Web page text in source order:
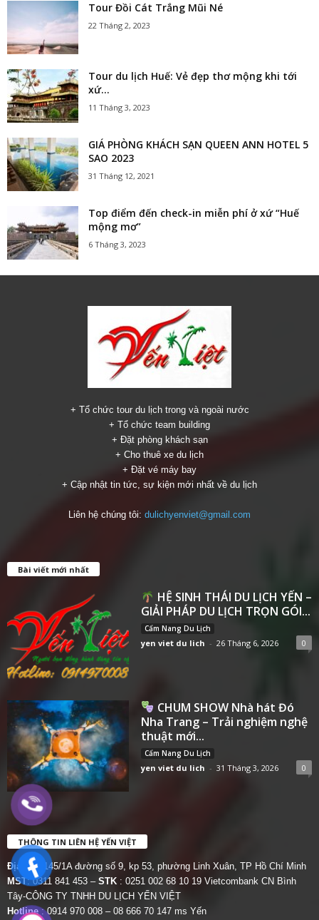
Tour Đồi Cát Trắng Mũi Né
22 Tháng 2, 2023
Tour du lịch Huế: Vẻ đẹp thơ mộng khi tới
xứ...
11 Tháng 3, 2023
GIÁ PHÒNG KHÁCH SẠN QUEEN ANN HOTEL 5
SAO 2023
31 Tháng 12, 2021
Top điểm đến check-in miễn phí ở xứ “Huế
mộng mơ”
6 Tháng 3, 2023
+ Tổ chức tour du lịch trong và ngoài nước
+ Tổ chức team building
+ Đặt phòng khách sạn
+ Cho thuê xe du lịch
+ Đặt vé máy bay
+ Cập nhật tin tức, sự kiện mới nhất về du lịch
Liên hệ chúng tôi: dulichyenviet@gmail.com
Bài viết mới nhất
HỆ SINH THÁI DU LỊCH YẾN –
GIẢI PHÁP DU LỊCH TRỌN GÓI...
Cẩm Nang Du Lịch
yen viet du lich - 26 Tháng 6, 2026 0
CHUM SHOW Nhà hát Đó
Nha Trang – Trải nghiệm nghệ
thuật mới...
Cẩm Nang Du Lịch
yen viet du lich - 31 Tháng 3, 2026 0
THÔNG TIN LIÊN HỆ YẾN VIỆT
Địa chỉ:
145/1A đường số 9, kp 53, phường Linh Xuân, TP Hồ Chí Minh
MST: 0311 841 453 – STK : 0251 002 68 10 19 Vietcombank CN Bình
Tây-CÔNG TY TNHH DU LỊCH YẾN VIỆT
Hotline: 0914 970 008 – 08 666 70 147 ms Yến